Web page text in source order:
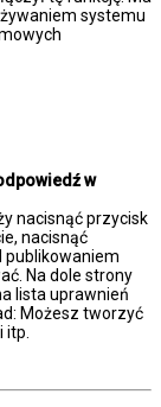
systemu
w
nacisnąć przycisk
nacisnąć
publikowaniem
Na dole strony
lista uprawnień
Możesz tworzyć
itp.